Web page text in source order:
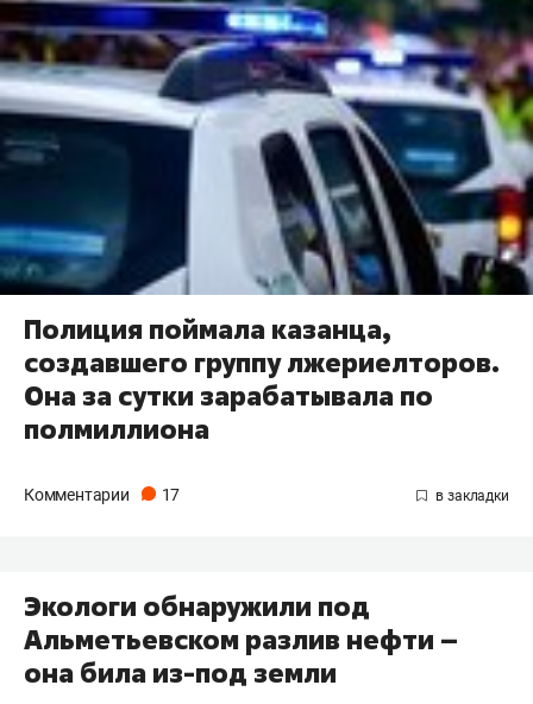
Полиция поймала казанца,
создавшего группу лжериелторов.
Она за сутки зарабатывала по
полмиллиона
Комментарии 17
Экологи обнаружили под
Альметьевском разлив нефти –
она била из-под земли